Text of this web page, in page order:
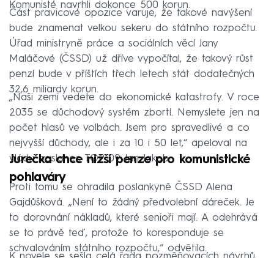
Komunisté navrhli dokonce 500 korun.
Část pravicové opozice varuje, že takové navýšení
bude znamenat velkou sekeru do státního rozpočtu.
Úřad ministryně práce a sociálních věcí Jany
Maláčové (ČSSD) už dříve vypočítal, že takový růst
penzí bude v příštích třech letech stát dodatečných
32,6 miliardy korun.
„Naši zemi vedete do ekonomické katastrofy. V roce
2035 se důchodový systém zbortí. Nemyslete jen na
počet hlasů ve volbách. Jsem pro spravedlivé a co
nejvyšší důchody, ale i za 10 i 50 let,“ apeloval na
vládu poslanec TOP 09 Jan Jakob.
Jurečka chce nižší penze pro komunistické
pohlaváry
Proti tomu se ohradila poslankyně ČSSD Alena
Gajdůšková. „Není to žádný předvolební dáreček. Je
to dorovnání nákladů, které senioři mají. A odehrává
se to právě teď, protože to koresponduje se
schvalováním státního rozpočtu,“ odvětila.